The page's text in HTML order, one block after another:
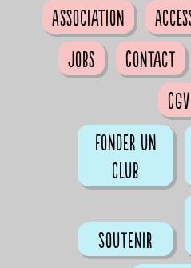
Association
Jobs
Contact
CGV
Fonder un
club
Soutenir